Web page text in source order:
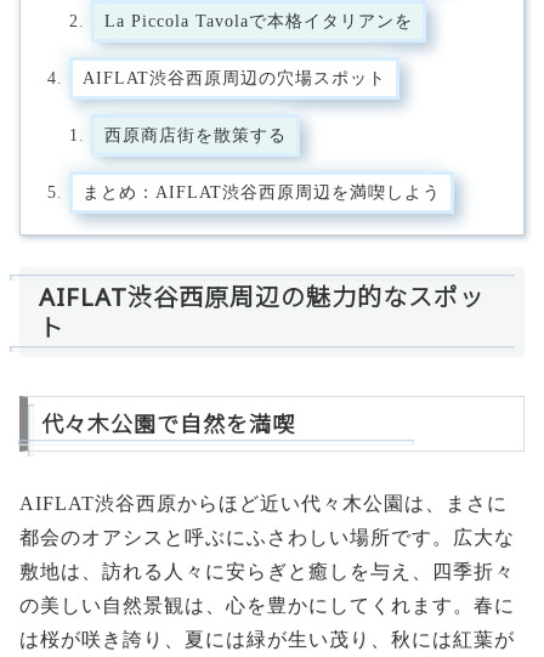
La Piccola Tavolaで本格イタリアンを
AIFLAT渋谷西原周辺の穴場スポット
西原商店街を散策する
まとめ：AIFLAT渋谷西原周辺を満喫しよう
AIFLAT渋谷西原周辺の魅力的なスポッ
ト
代々木公園で自然を満喫
AIFLAT渋谷西原からほど近い代々木公園は、まさに
都会のオアシスと呼ぶにふさわしい場所です。広大な
敷地は、訪れる人々に安らぎと癒しを与え、四季折々
の美しい自然景観は、心を豊かにしてくれます。春に
は桜が咲き誇り、夏には緑が生い茂り、秋には紅葉が